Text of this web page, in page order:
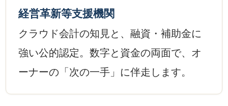
経営革新等支援機関
クラウド会計の知見と、融資・補助金に
強い公的認定。数字と資金の両面で、オ
ーナーの「次の一手」に伴走します。